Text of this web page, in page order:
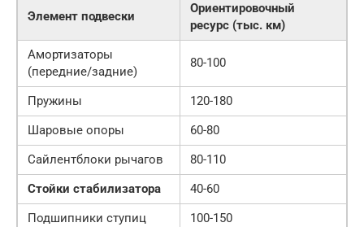
Элемент подвески
Ориентировочный
ресурс (тыс. км)
Амортизаторы
(передние/задние)
80-100
Пружины
120-180
Шаровые опоры
60-80
Сайлентблоки рычагов
80-110
Стойки стабилизатора
40-60
Подшипники ступиц
100-150